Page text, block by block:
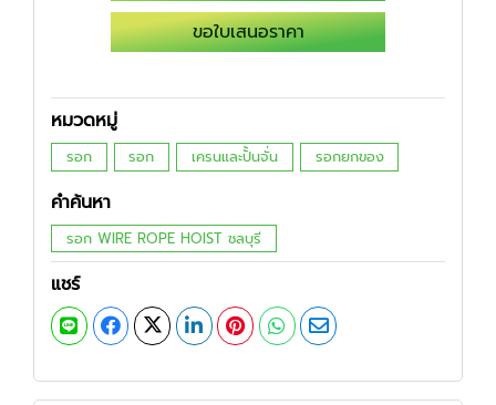
ขอใบเสนอราคา
หมวดหมู่
รอก รอก เครนและปั้นจั่น รอกยกของ
คำค้นหา
รอก WIRE ROPE HOIST ชลบุรี
แชร์